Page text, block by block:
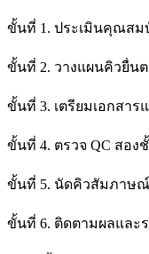
ขั้นที่ 1. ประเมินคุณสม
ขั้นที่ 2. วางแผนคิวยื่น
ขั้นที่ 3. เตรียมเอกสา
ขั้นที่ 4. ตรวจ QC สอ
ขั้นที่ 5. นัดคิวสัมภาษ
ขั้นที่ 6. ติดตามผลและ